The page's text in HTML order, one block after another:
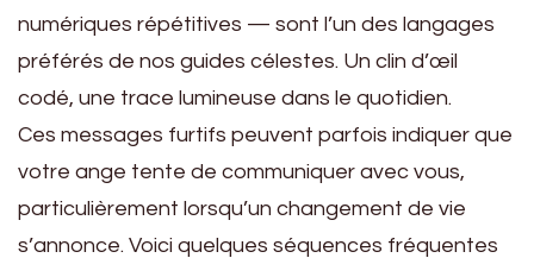
numériques répétitives — sont l’un des langages
préférés de nos guides célestes. Un clin d’œil
codé, une trace lumineuse dans le quotidien.
Ces messages furtifs peuvent parfois indiquer que
votre ange tente de communiquer avec vous,
particulièrement lorsqu’un changement de vie
s’annonce. Voici quelques séquences fréquentes